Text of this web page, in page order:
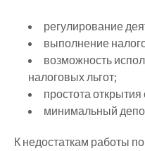
регулирование
выполнение
возможность
налоговых льгот;
простота открытия
минимальный
К недостаткам работы